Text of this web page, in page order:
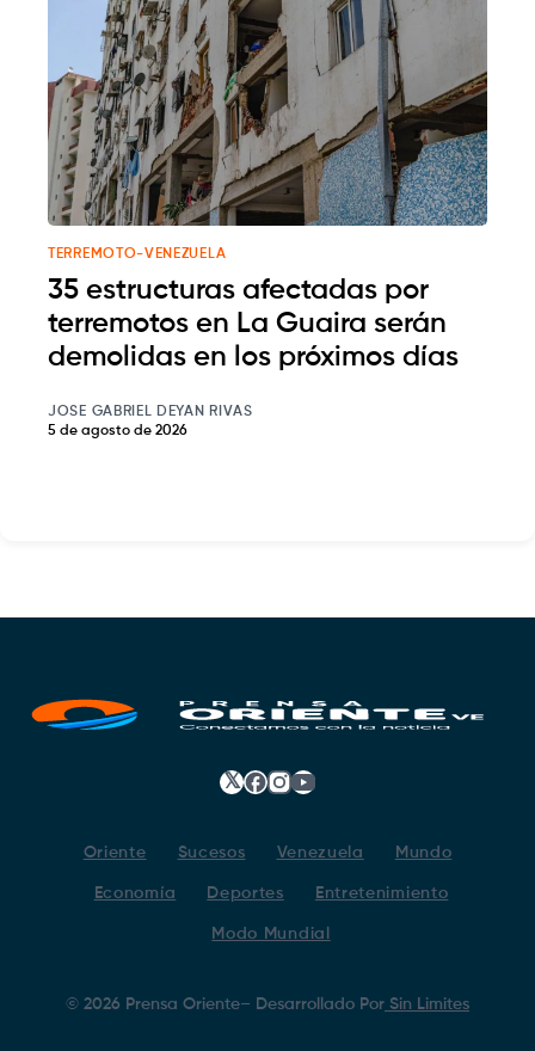
TERREMOTO-VENEZUELA
35 estructuras afectadas por
terremotos en La Guaira serán
demolidas en los próximos días
JOSE GABRIEL DEYAN RIVAS
5 de agosto de 2026
𝕏 Facebook
Instagram
YouTube
Oriente Sucesos Venezuela Mundo
Economía Deportes Entretenimiento
Modo Mundial
© 2026 Prensa Oriente– Desarrollado Por Sin Limites